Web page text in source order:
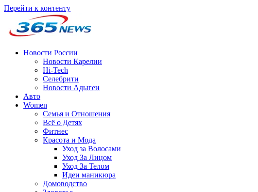
Перейти к контенту
Новости России
Новости Карелии
Hi-Tech
Селебрити
Новости Адыгеи
Авто
Women
Семья и Отношения
Всё о Детях
Фитнес
Красота и Мода
Уход за Волосами
Уход За Лицом
Уход За Телом
Идеи маникюра
Домоводство